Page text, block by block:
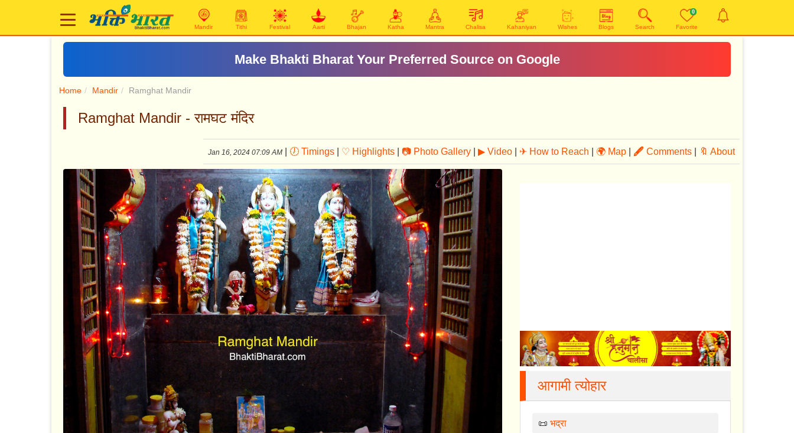
Mandir Tithi Festival Aarti Bhajan Katha Mantra Chalisa Kahaniyan Wishes Blogs Search
0
Favorite
Make Bhakti Bharat Your Preferred Source on Google
Home Mandir Ramghat Mandir
Ramghat Mandir - रामघट मंदिर
Jan 16, 2024 07:09 AM 🕖 Timings ♡ Highlights 📷 Photo Gallery ▶ Video ✈ How to Reach 🌍 Map 🖋 Comments 🔖 About
आगामी त्योहार
📜भद्रा